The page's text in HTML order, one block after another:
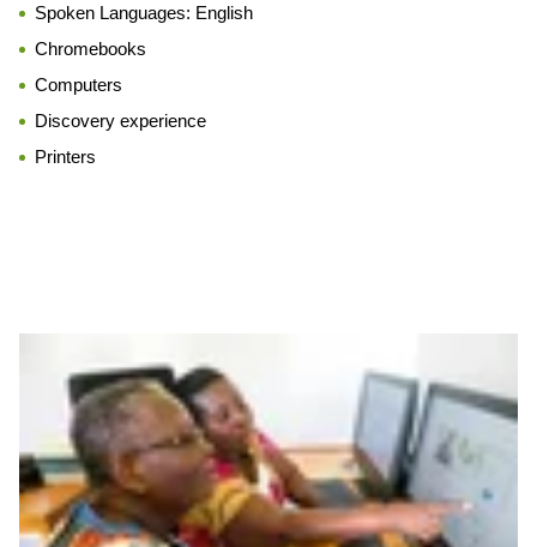
Spoken Languages: English
Chromebooks
Computers
Discovery experience
Printers